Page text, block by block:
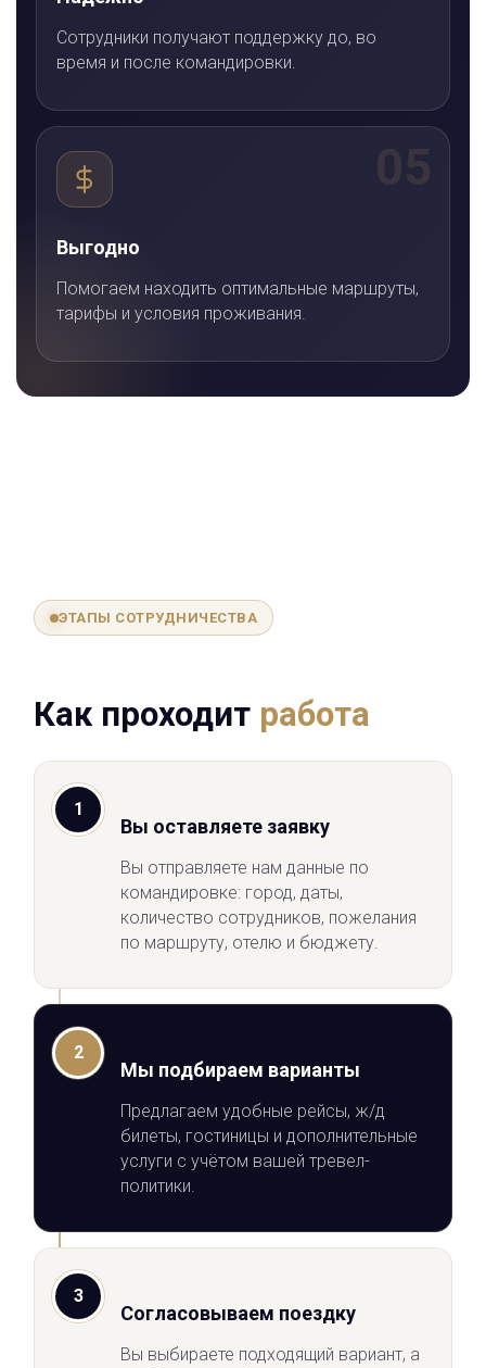
Сотрудники получают поддержку до, во
время и после командировки.
05
Выгодно
Помогаем находить оптимальные маршруты,
тарифы и условия проживания.
ЭТАПЫ СОТРУДНИЧЕСТВА
Как проходит работа
1
Вы оставляете заявку
Вы отправляете нам данные по
командировке: город, даты,
количество сотрудников, пожелания
по маршруту, отелю и бюджету.
2
Мы подбираем варианты
Предлагаем удобные рейсы, ж/д
билеты, гостиницы и дополнительные
услуги с учётом вашей тревел-
политики.
3
Согласовываем поездку
Вы выбираете подходящий вариант, а